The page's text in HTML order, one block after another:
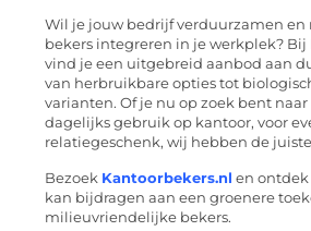
Wil je jouw bedrijf verduurzamen
bekers integreren in je werkplek? Bij
vind je een uitgebreid aanbod aan
van herbruikbare opties tot
varianten. Of je nu op zoek bent naar
dagelijks gebruik op kantoor, voor
relatiegeschenk, wij hebben de
Bezoek Kantoorbekers.nl en
kan bijdragen aan een groenere
milieuvriendelijke bekers.